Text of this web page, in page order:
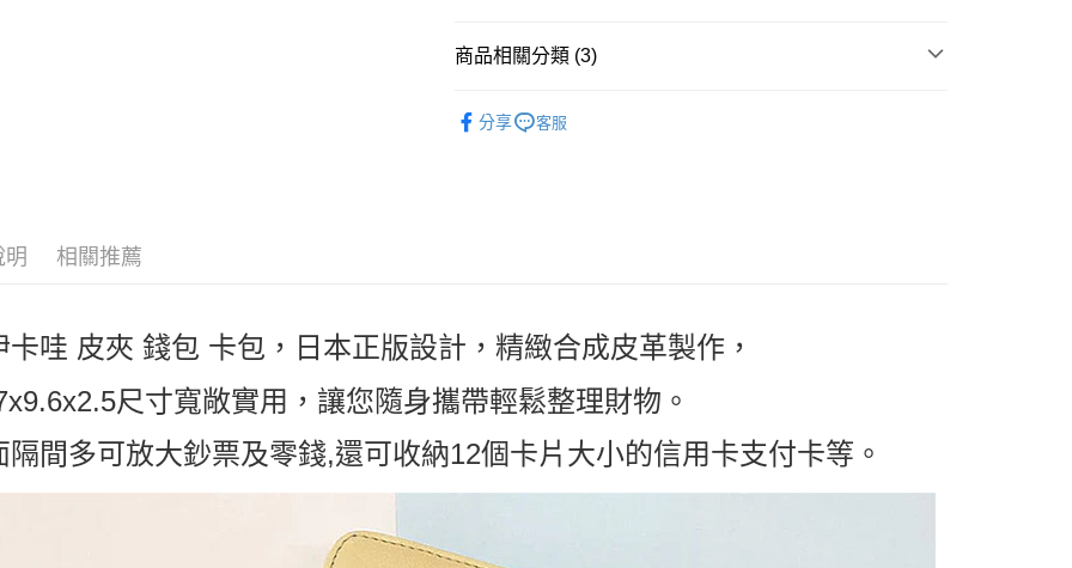
ATM付款
運送方式
7-11取貨付款
付款後7-11取貨
每筆NT$65，滿NT$999(含以上)免運費
宅配
商品相關分類 (3)
分享 客服
明 相關推薦
卡哇 皮夾 錢包 卡包，日本正版設計，精緻合成皮革製作，
尺寸寬敞實用，讓您隨身攜帶輕鬆整理財物。
隔間多可放大鈔票及零錢,還可收納12個卡片大小的信用卡支付卡等。